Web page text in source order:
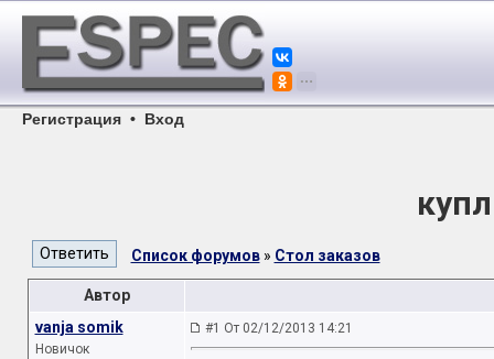
Регистрация • Вход
Список форумов» Стол заказов
Автор
vanja somik
Новичок
#1 От 02/12/2013 14:21